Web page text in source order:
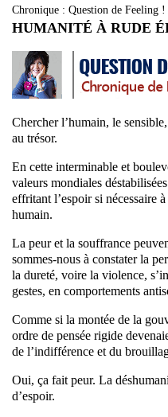
Chronique : Question de Feeling !
HUMANITÉ À RUDE
Chercher l’humain, le
au trésor.
En cette interminable et
valeurs mondiales
effritant l’espoir si nécessaire
humain.
La peur et la souffrance
sommes-nous à constater la
la dureté, voire la violence,
gestes, en comportements
Comme si la montée de la
ordre de pensée rigide
de l’indifférence et du
Oui, ça fait peur. La
d’espoir.